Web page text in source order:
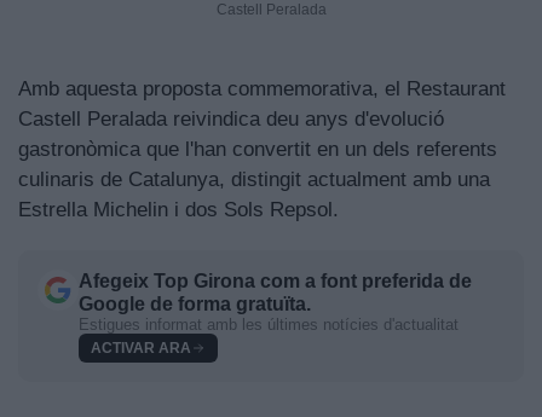
Castell Peralada
Amb aquesta proposta commemorativa, el Restaurant
Castell Peralada reivindica deu anys d'evolució
gastronòmica que l'han convertit en un dels referents
culinaris de Catalunya, distingit actualment amb una
Estrella Michelin i dos Sols Repsol.
Afegeix Top Girona com a font preferida de
Google de forma gratuïta.
Estigues informat amb les últimes notícies d'actualitat
ACTIVAR ARA